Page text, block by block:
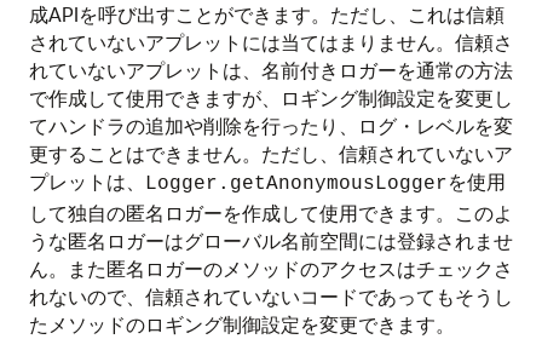
成APIを呼び出すことができます。ただし、これは信頼
されていないアプレットには当てはまりません。信頼さ
れていないアプレットは、名前付きロガーを通常の方法
で作成して使用できますが、ロギング制御設定を変更し
てハンドラの追加や削除を行ったり、ログ・レベルを変
更することはできません。ただし、信頼されていないア
プレットは、
Logger.getAnonymousLoggerを使用
して独自の匿名ロガーを作成して使用できます。このよ
うな匿名ロガーはグローバル名前空間には登録されませ
ん。また匿名ロガーのメソッドのアクセスはチェックさ
れないので、信頼されていないコードであってもそうし
たメソッドのロギング制御設定を変更できます。